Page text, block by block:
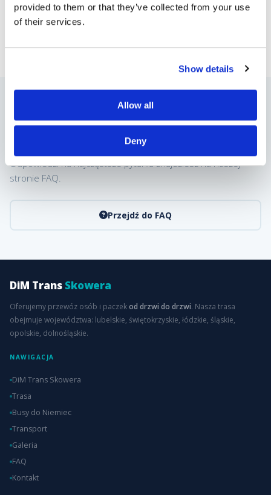
provided to them or that they’ve collected from your use
of their services.
Show details
Allow all
Deny
ul. Janowska 73c
Sprawdź FAQ
Odpowiedzi na najczęstsze pytania znajdziesz na naszej
stronie FAQ.
Przejdź do FAQ
DiM Trans Skowera
Oferujemy przewóz osób i paczekod drzwi do drzwi. Nasza trasa
obejmuje województwa: lubelskie, świętokrzyskie, łódzkie, śląskie,
opolskie, dolnośląskie.
NAWIGACJA
DiM Trans Skowera
Trasa
Busy do Niemiec
Transport
Galeria
FAQ
Kontakt